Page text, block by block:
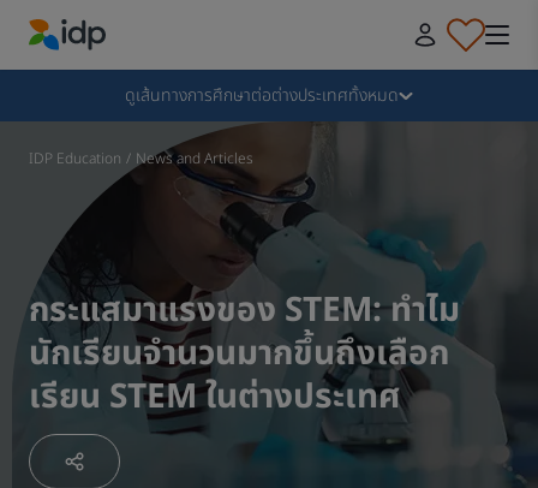
IDP Education
ดูเส้นทางการศึกษาต่อต่างประเทศทั้งหมด
ทำไมต้องไปเรียนต่อต่างประเทศกับ IDP
เลือกเรียนต่อต่างประเทศกับสถาบันและหลักสูตรที่ใช่​
ขั้นตอนการยื่นใบสมัครเรียนต่อต่างประเทศ
ขั้นตอนหลังจากได้รับใบตอบรับ
เตรียมความพร้อมก่อนบิน
Collapse
IDP Education / News and Articles
กระแสมาแรงของ STEM: ทำไม
นักเรียนจำนวนมากขึ้นถึงเลือก
เรียน STEM ในต่างประเทศ